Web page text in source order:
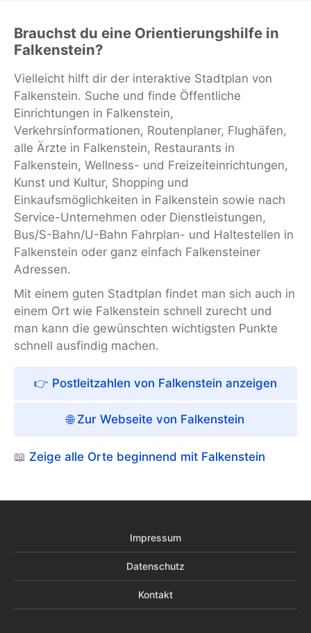
Brauchst du eine Orientierungshilfe in
Falkenstein?
Vielleicht hilft dir der interaktive Stadtplan von
Falkenstein. Suche und finde Öffentliche
Einrichtungen in Falkenstein,
Verkehrsinformationen, Routenplaner, Flughäfen,
alle Ärzte in Falkenstein, Restaurants in
Falkenstein, Wellness- und Freizeiteinrichtungen,
Kunst und Kultur, Shopping und
Einkaufsmöglichkeiten in Falkenstein sowie nach
Service-Unternehmen oder Dienstleistungen,
Bus/S-Bahn/U-Bahn Fahrplan- und Haltestellen in
Falkenstein oder ganz einfach Falkensteiner
Adressen.
Mit einem guten Stadtplan findet man sich auch in
einem Ort wie Falkenstein schnell zurecht und
man kann die gewünschten wichtigsten Punkte
schnell ausfindig machen.
👉 Postleitzahlen von Falkenstein anzeigen
🌐 Zur Webseite von Falkenstein
📖 Zeige alle Orte beginnend mit Falkenstein
Impressum
Datenschutz
Kontakt